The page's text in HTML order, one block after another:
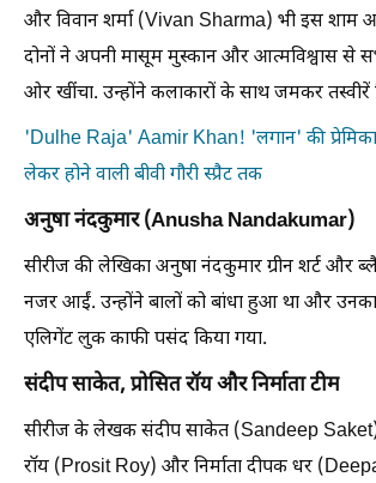
और विवान शर्मा (Vivan Sharma) भी इस शाम
दोनों ने अपनी मासूम मुस्कान और आत्मविश्वास से
ओर खींचा. उन्होंने कलाकारों के साथ जमकर तस्वीरें
'Dulhe Raja' Aamir Khan! 'लगान' की
लेकर होने वाली बीवी गौरी स्प्रैट तक
अनुषा नंदकुमार (Anusha Nandakumar)
सीरीज की लेखिका अनुषा नंदकुमार ग्रीन शर्ट और
नजर आईं. उन्होंने बालों को बांधा हुआ था और
एलिगेंट लुक काफी पसंद किया गया.
संदीप साकेत, प्रोसित रॉय और निर्माता टीम
सीरीज के लेखक संदीप साकेत (Sandeep Saket),
रॉय (Prosit Roy) और निर्माता दीपक धर